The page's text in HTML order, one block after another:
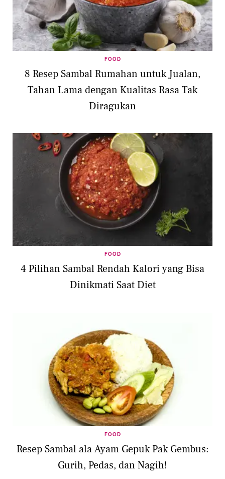
FOOD
8 Resep Sambal Rumahan untuk Jualan,
Tahan Lama dengan Kualitas Rasa Tak
Diragukan
FOOD
4 Pilihan Sambal Rendah Kalori yang Bisa
Dinikmati Saat Diet
FOOD
Resep Sambal ala Ayam Gepuk Pak Gembus:
Gurih, Pedas, dan Nagih!